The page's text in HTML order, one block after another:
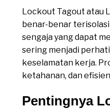
Lockout Tagout atau
benar-benar
sengaja yang dapat
sering menjadi
keselamatan kerja.
ketahanan, dan
Pentingnya